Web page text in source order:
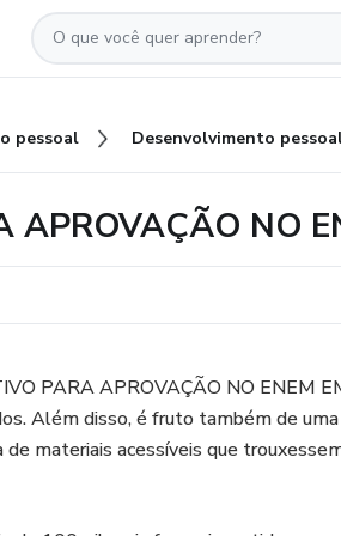
pessoal Desenvolvimento
APROVAÇÃO NO
PARA APROVAÇÃO NO ENEM
Além disso, é fruto também de
materiais acessíveis que